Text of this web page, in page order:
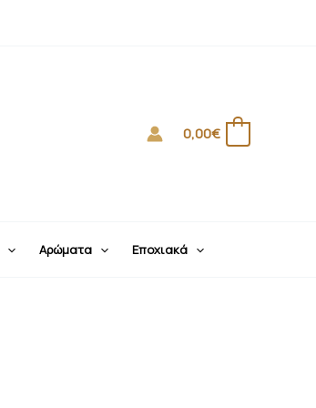
0,00€
Αρώματα Εποχιακά